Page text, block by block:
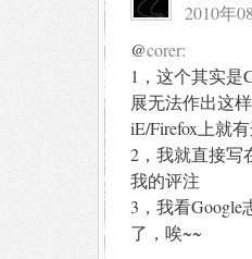
2010年
@corer:
1，这个其实是
展无法作出这
iE/Firefox上就
2，我就直接写
我的评注
3，我看Google
了，唉~~